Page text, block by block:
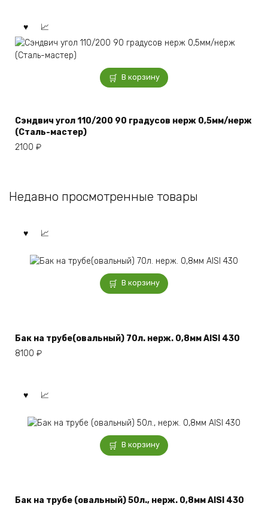
В корзину
Сэндвич угол 110/200 90 градусов нерж 0,5мм/нерж
(Сталь-мастер)
2100 ₽
Недавно просмотренные товары
В корзину
Бак на трубе(овальный) 70л. нерж. 0,8мм AISI 430
8100 ₽
В корзину
Бак на трубе (овальный) 50л., нерж. 0,8мм AISI 430